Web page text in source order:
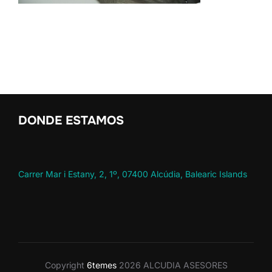
DONDE ESTAMOS
Carrer Mar i Estany, 2, 1º, 07400 Alcúdia, Balearic Islands
Copyright 6temes2026 ALCUDIA ASESORES